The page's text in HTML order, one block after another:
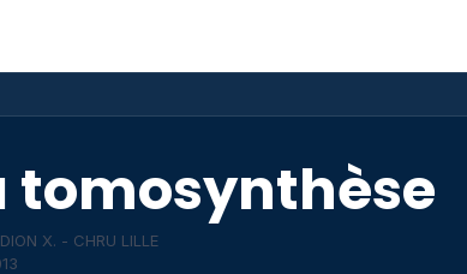
tomosynthèse
X. - CHRU LILLE